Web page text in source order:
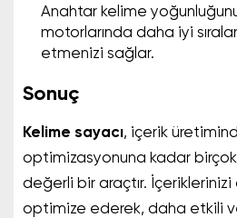
Anahtar kelime
motorlarında daha iyi
etmenizi sağlar.
Sonuç
Kelime sayacı, içerik
optimizasyonuna kadar birçok
değerli bir araçtır.
optimize ederek, daha etkili